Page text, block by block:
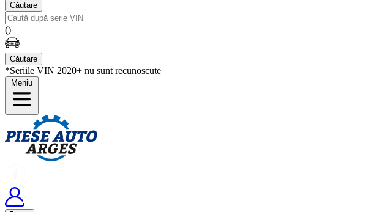
Căutare
()
Căutare
*Seriile VIN 2020+ nu sunt recunoscute
Meniu